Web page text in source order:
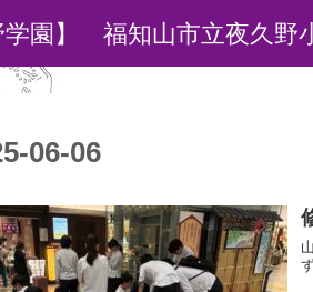
学園】 福知山市立夜久野
06-06